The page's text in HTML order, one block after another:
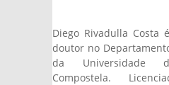
Diego Rivadulla Costa
doutor no
da Universidade
Compostela.